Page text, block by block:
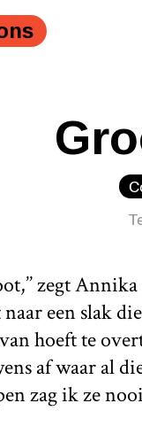
zegt
een slak
hoeft te
af waar al
zag ik ze